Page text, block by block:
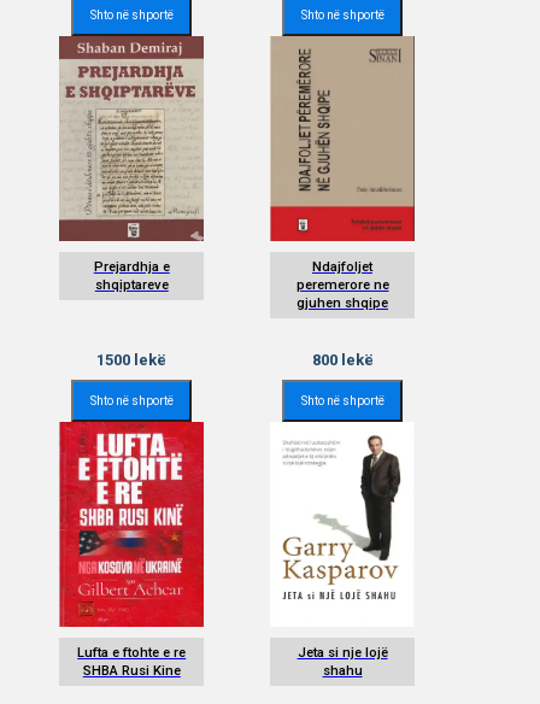
Shto në shportë Shto në shportë
Prejardhja e
shqiptareve
1500 lekë
Shto në shportë
Ndajfoljet
peremerore ne
gjuhen shqipe
800lekë
Shto në shportë
Lufta e ftohte e re
SHBA Rusi Kine
Jeta si nje lojë
shahu